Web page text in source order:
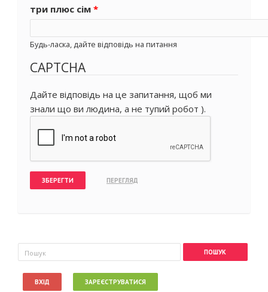
три плюс сім *
Будь-ласка, дайте відповідь на питання
CAPTCHA
Дайте відповідь на це запитання, щоб ми
знали що ви людина, а не тупий робот ).
Пошукова форма
Пошук
ВХІД ЗАРЕЄСТРУВАТИСЯ